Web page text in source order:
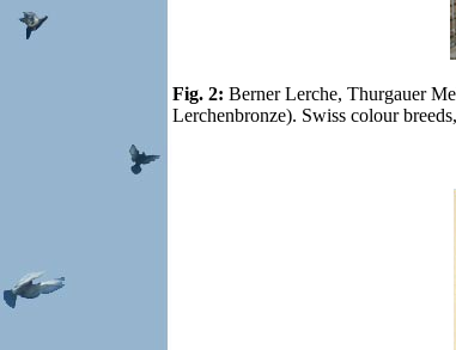
Fig. 2: Berner Lerche, Thurgauer
Lerchenbronze). Swiss colour